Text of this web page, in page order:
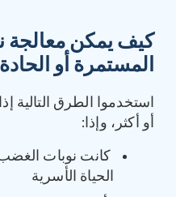
كيف يمكن معالجة
المستمرة أو الحادة
استخدموا الطرق التالية
أو أكثر، وإذا:
كانت نوبات
الحياة الأسرية